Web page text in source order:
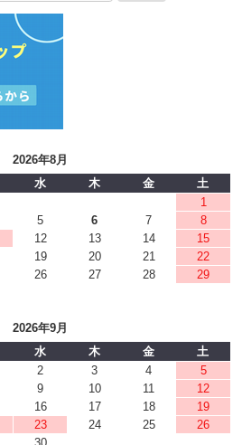
2026年8月
水 木 金
土
1
5 6 7
8
12 13 14
15
19 20 21
22
26 27 28
29
2026年9月
水 木 金
土
2 3 4
5
9 10 11
12
16 17 18
19
23 24 25
26